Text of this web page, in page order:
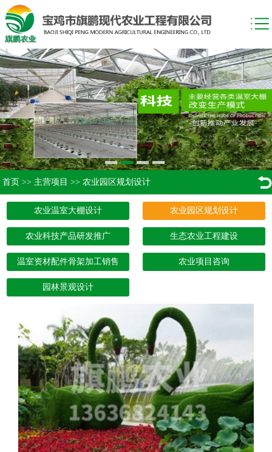
首页 >> 主营项目 >> 农业园区规划设计
农业温室大棚设计 农业园区规划设计
农业科技产品研发推广 生态农业工程建设
温室资材配件骨架加工销售 农业项目咨询
园林景观设计